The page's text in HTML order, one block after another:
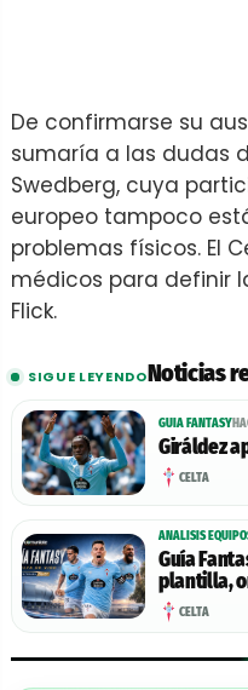
De confirmarse su
sumaría a las dudas
Swedberg, cuya
europeo tampoco
problemas físicos. El
médicos para definir
Flick.
SIGUE LEYENDONoticias
GUIA FANTASY
Giráldez
CELTA
ANALISIS
Guía
plantilla,
CELTA